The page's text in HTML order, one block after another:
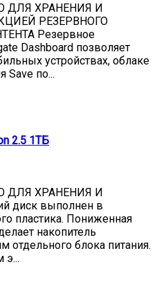
ДЛЯ ХРАНЕНИЯ И
РЕЗЕРВНОГО
Резервное
Dashboard позволяет
устройствах, облаке
Save по...
2.5 1ТБ
ДЛЯ ХРАНЕНИЯ И
диск выполнен в
пластика. Пониженная
накопитель
блока питания.
э...